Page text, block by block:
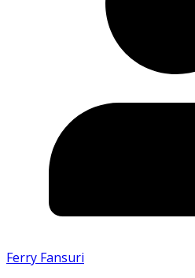
Ferry Fansuri